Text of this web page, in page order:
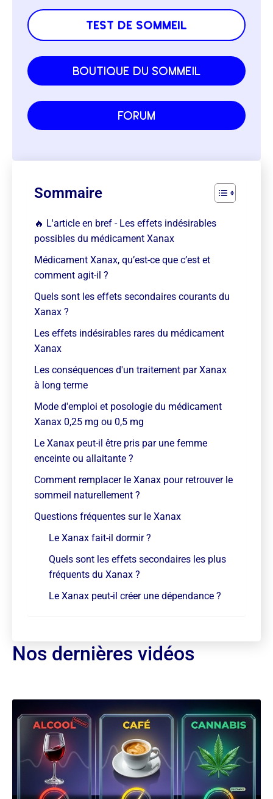
test de sommeil
boutique du sommeil
forum
Sommaire
🔥 L'article en bref - Les effets indésirables
possibles du médicament Xanax
Médicament Xanax, qu’est-ce que c’est et
comment agit-il ?
Quels sont les effets secondaires courants du
Xanax ?
Les effets indésirables rares du médicament
Xanax
Les conséquences d'un traitement par Xanax
à long terme
Mode d'emploi et posologie du médicament
Xanax 0,25 mg ou 0,5 mg
Le Xanax peut-il être pris par une femme
enceinte ou allaitante ?
Comment remplacer le Xanax pour retrouver le
sommeil naturellement ?
Questions fréquentes sur le Xanax
Le Xanax fait-il dormir ?
Quels sont les effets secondaires les plus
fréquents du Xanax ?
Le Xanax peut-il créer une dépendance ?
Nos dernières vidéos